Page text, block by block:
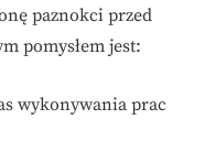
paznokci przed
pomysłem jest:
wykonywania prac